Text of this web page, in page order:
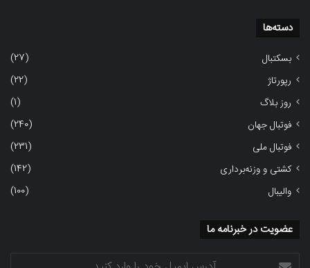
دسته‌ها
بسکتبال
(27)
رپورتاژ
(22)
روز بلاگ
(1)
فوتبال جهان
(240)
فوتبال ملی
(231)
کشتی و وزنه‌برداری
(142)
والیبال
(100)
عضویت در خبرنامه ما
آدرس